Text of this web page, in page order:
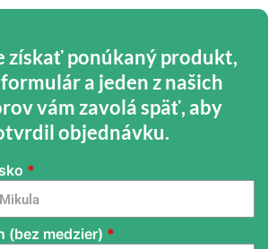
získať ponúkaný produkt,
a jeden z našich
vám zavolá späť, aby
objednávku.
*
(bez medzier) *